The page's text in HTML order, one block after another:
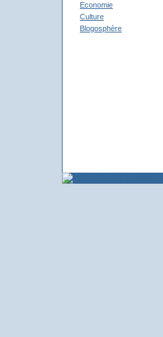
Economie
Culture
Blogosphère